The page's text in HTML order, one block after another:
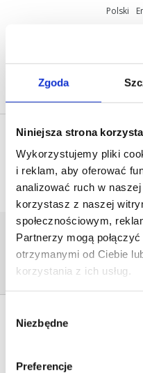
Zgoda
Niniejsza strona
Wykorzystujemy pliki
i reklam, aby oferować
analizować ruch w
korzystasz z naszej
społecznościowym,
Partnerzy mogą
otrzymanymi od Ciebie
korzystania z ich usług.
zgody
Niezbędne
Preferencje
Polski
ULOTKA
Home /[:pl]Materiały
pilot G3+ v3_Strona_1